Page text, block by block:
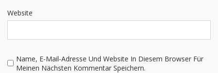
Website
Name, E-Mail-Adresse Und Website In Diesem Browser Für
Meinen Nächsten Kommentar Speichern.